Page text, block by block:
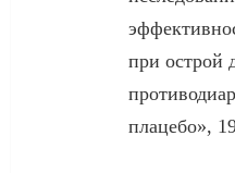
при острой
плацебо»,